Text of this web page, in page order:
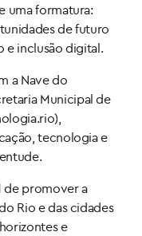
uma formatura:
de futuro
e inclusão digital.
a Nave do
Municipal de
tecnologia e
de promover a
Rio e das cidades
e